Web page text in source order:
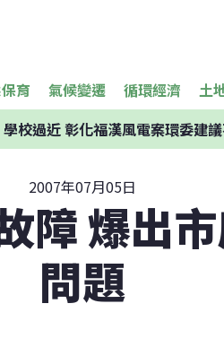
育 氣候變遷 循環經濟 土
校過近 彰化福漢風電案環委建
2007年07月05日
障 爆出
問題